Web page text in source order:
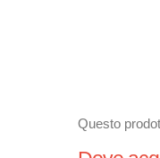
Questo